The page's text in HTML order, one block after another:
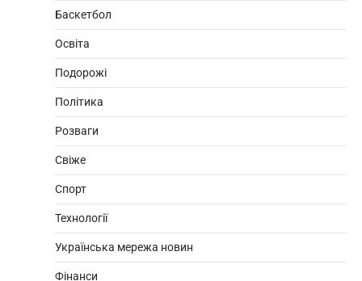
Баскетбол
Освіта
Подорожі
Політика
Розваги
Свіже
Спорт
Технології
Українська мережа новин
Фінанси